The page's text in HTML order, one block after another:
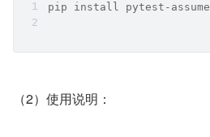
pip install pytest-assume
（2）使用说明：